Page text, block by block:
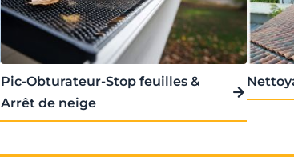
Pic-Obturateur-Stop feuilles &
Arrêt de neige